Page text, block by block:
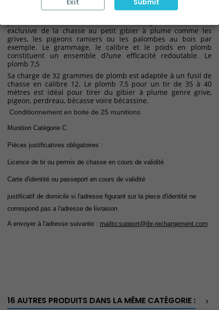
Tunet Sport 32 n°7 1/2
exclusive de la chasse au petit gibier à plume comme les
grives, les pigeons ramiers ou les palombes au bois par
exemple. Le grammage, le calibre et le poids en plomb
constituent un ensemble d?une efficacité redoutable. Le
plomb 7,5
Sa charge de 32 grammes de plomb est adaptée à un fusil de
chasse en calibre 12. Le plomb 7,5 pour un tir de 35 à 40
mètres est idéal pour tirer du gibier à plume genre grive,
pigeon, perdreau, bécasse voire bécassine.
Conditionnement en boite de 25 munitions
Munition Catégorie C
Pièces justificatives obligatoires :
Licence de tir ou permis de chasse en cours de validité
Carte d'identité ou passeport en cours de validité
justificatif de domicile si l'adresse figurant sur la piece d'identité ne
correspond pas a l'adresse de livraison
A envoyer à l'adresse suivante : mailto:support@ibr-rechargement.com
16 AUTRES PRODUITS DANS LA MÊME CATÉGORIE :
>
Exit Submit